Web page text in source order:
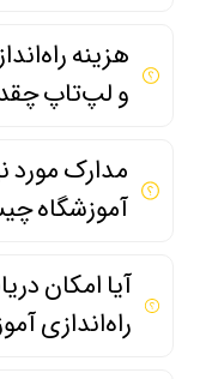
هزینه
و لپ‌تاپ
مدارک مورد
آموزشگاه
آیا امکان
راه‌اندازی